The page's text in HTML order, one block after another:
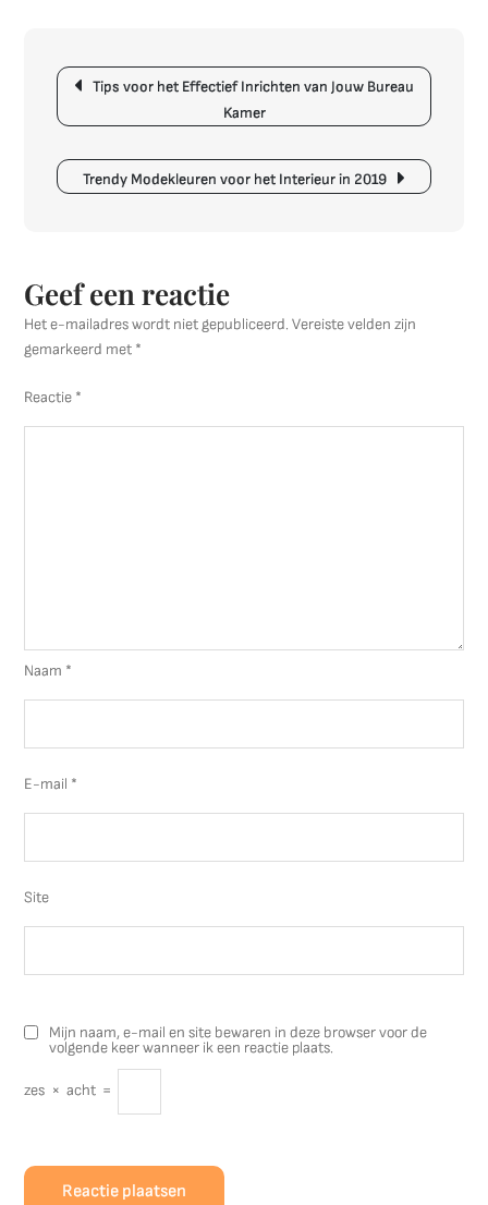
Online
Inrichten
Interieur
Berichtnavigatie
Tips voor het Effectief Inrichten van Jouw Bureau
Kamer
Trendy Modekleuren voor het Interieur in 2019
Geef een reactie
Het e-mailadres wordt niet gepubliceerd. Vereiste velden zijn
gemarkeerd met *
Reactie *
Naam *
E-mail *
Site
Mijn naam, e-mail en site bewaren in deze browser voor de
volgende keer wanneer ik een reactie plaats.
zes × acht =